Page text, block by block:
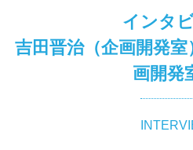
インタ
吉田晋治（企画開発
画開発